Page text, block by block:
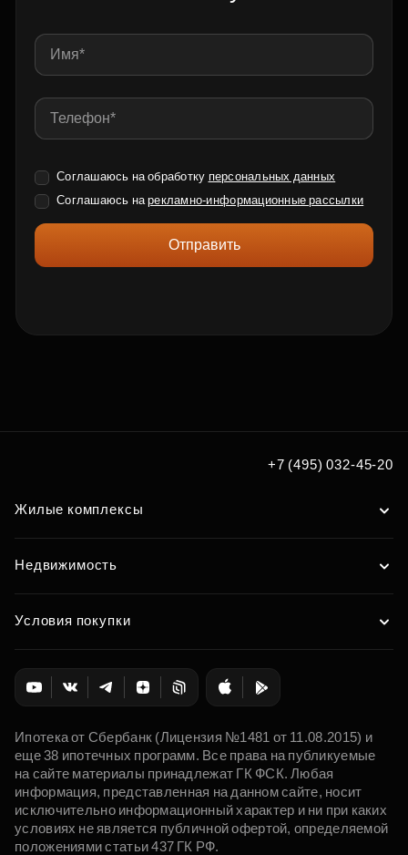
Соглашаюсь на обработку персональных данных
Соглашаюсь нарекламно-информационные рассылки
Отправить
+7 (495) 032-45-20
Жилые комплексы
Недвижимость
Условия покупки
Ипотека от Сбербанк (Лицензия №1481 от 11.08.2015) и
еще 38 ипотечных программ. Все права на публикуемые
на сайте материалы принадлежат ГК ФСК. Любая
информация, представленная на данном сайте, носит
исключительно информационный характер и ни при каких
условиях не является публичной офертой, определяемой
положениями статьи 437 ГК РФ.